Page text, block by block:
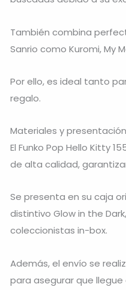
También combina
Sanrio como Kuromi, My
Por ello, es ideal tanto
regalo.
Materiales y
El Funko Pop Hello Kitty
de alta calidad,
Se presenta en su caja
distintivo Glow in the
coleccionistas in-box.
Además, el envío se
para asegurar que